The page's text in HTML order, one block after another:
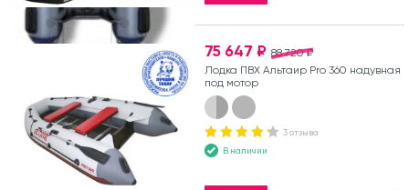
88 720 ₽
75 647 ₽
Лодка ПВХ Альтаир Pro 360 надувная
под мотор
3 отзыва
В наличии